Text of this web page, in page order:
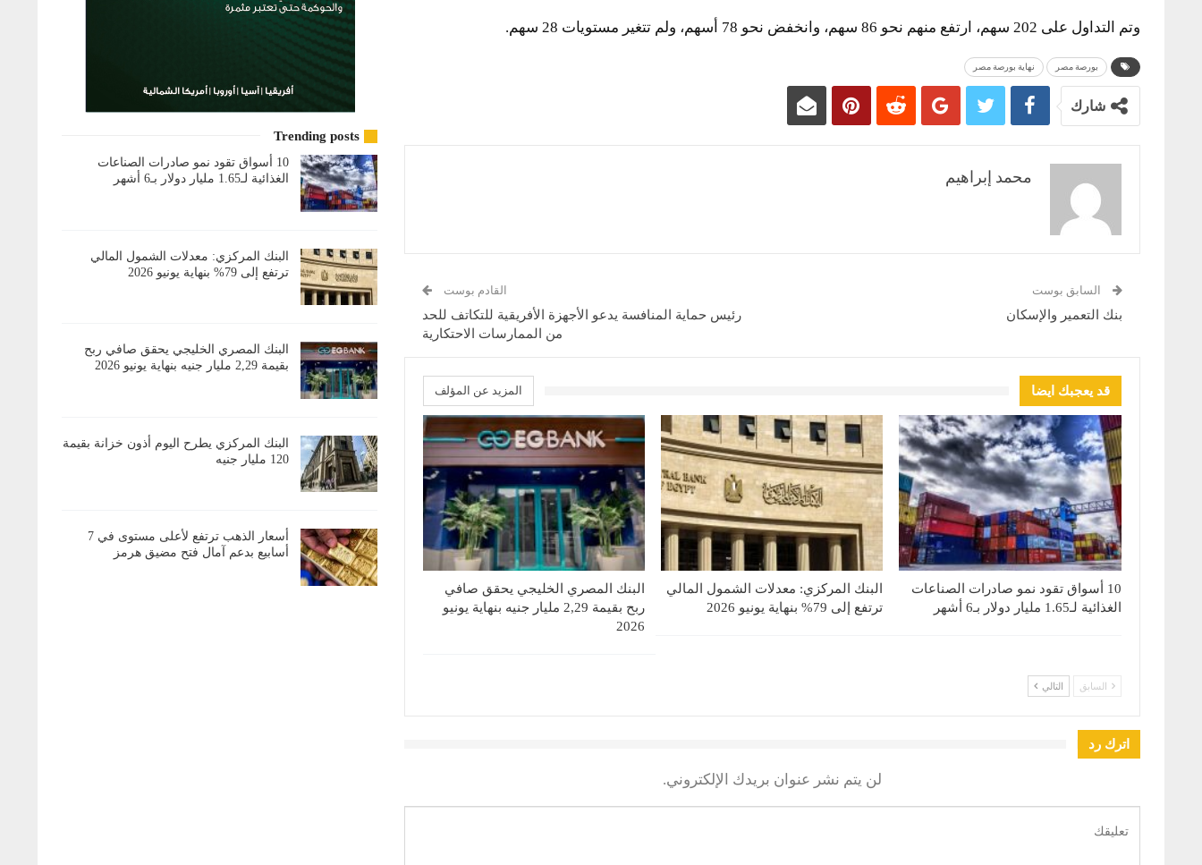
وتم التداول على 202 سهم، ارتفع منهم نحو 86 سهم، وانخفض نحو 78 أسهم، ولم تتغير مستويات 28 سهم.
بورصة مصر نهاية بورصة مصر
شارك
محمد إبراهيم
السابق بوست
بنك التعمير والإسكان
القادم بوست
رئيس حماية المنافسة يدعو الأجهزة الأفريقية للتكاتف للحد
من الممارسات الاحتكارية
قد يعجبك ايضا المزيد عن المؤلف
10 أسواق تقود نمو صادرات الصناعات
الغذائية لـ1.65 مليار دولار بـ6 أشهر
البنك المركزي: معدلات الشمول المالي
ترتفع إلى 79% بنهاية يونيو 2026
البنك المصري الخليجي يحقق صافي
ربح بقيمة 2,29 مليار جنيه بنهاية يونيو
2026
السابق التالي
اترك رد
لن يتم نشر عنوان بريدك الإلكتروني.
Trending posts
10 أسواق تقود نمو صادرات الصناعات
الغذائية لـ1.65 مليار دولار بـ6 أشهر
البنك المركزي: معدلات الشمول المالي
ترتفع إلى 79% بنهاية يونيو 2026
البنك المصري الخليجي يحقق صافي ربح
بقيمة 2,29 مليار جنيه بنهاية يونيو 2026
البنك المركزي يطرح اليوم أذون خزانة بقيمة
120 مليار جنيه
أسعار الذهب ترتفع لأعلى مستوى في 7
أسابيع بدعم آمال فتح مضيق هرمز